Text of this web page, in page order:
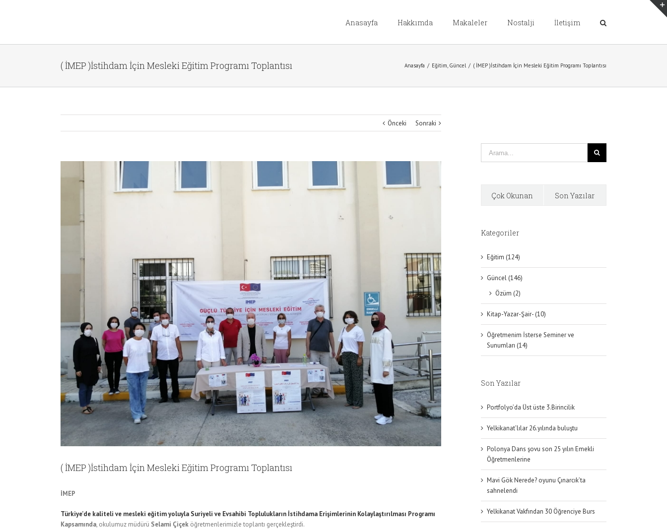
Anasayfa Hakkımda Makaleler Nostalji İletişim
( İMEP )İstihdam İçin Mesleki Eğitim Programı Toplantısı Anasayfa / Eğitim, Güncel / ( İMEP )İstihdam İçin Mesleki Eğitim Programı Toplantısı
Önceki Sonraki
( İMEP )İstihdam İçin Mesleki Eğitim Programı Toplantısı
İMEP
Türkiye’de kaliteli ve mesleki eğitim yoluyla Suriyeli ve Evsahibi Toplulukların İstihdama Erişimlerinin Kolaylaştırılması Programı
Kapsamında, okulumuz müdürü Selami Çiçek öğretmenlerimizle toplantı gerçekleştirdi.
Çok Okunan Son Yazılar
Kategoriler
Eğitim (124)
Güncel (146)
Özüm (2)
Kitap-Yazar-Şair- (10)
Öğretmenim İsterse Seminer ve
Sunumları (14)
Son Yazılar
Portfolyo’da Üst üste 3.Birincilik
Yelkikanat’lılar 26.yılında buluştu
Polonya Dans şovu son 25 yılın Emekli
Öğretmenlerine
Mavi Gök Nerede? oyunu Çınarcık’ta
sahnelendi
Yelkikanat Vakfından 30 Öğrenciye Burs